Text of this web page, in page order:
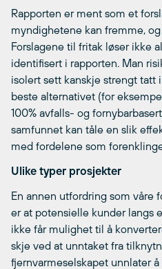
Rapporten er ment som et
myndighetene kan fremme,
Forslagene til fritak løser ikke
identifisert i rapporten. Man
isolert sett kanskje strengt tatt
beste alternativet (for
100% avfalls- og
samfunnet kan tåle en slik
med fordelene som
Ulike typer prosjekter
En annen utfordring som våre
er at potensielle kunder langs
ikke får mulighet til å
skje ved at unntaket fra
fjernvarmeselskapet unnlater